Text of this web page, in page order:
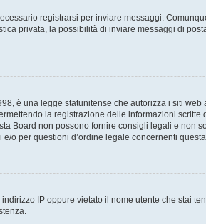
registrarsi per inviare messaggi.
privata, la possibilità di inviare messaggi di
è una legge statunitense che autorizza i siti
la registrazione delle informazioni
Board non possono fornire consigli legali e non
o per questioni d’ordine legale concernenti questa
IP oppure vietato il nome utente che stai